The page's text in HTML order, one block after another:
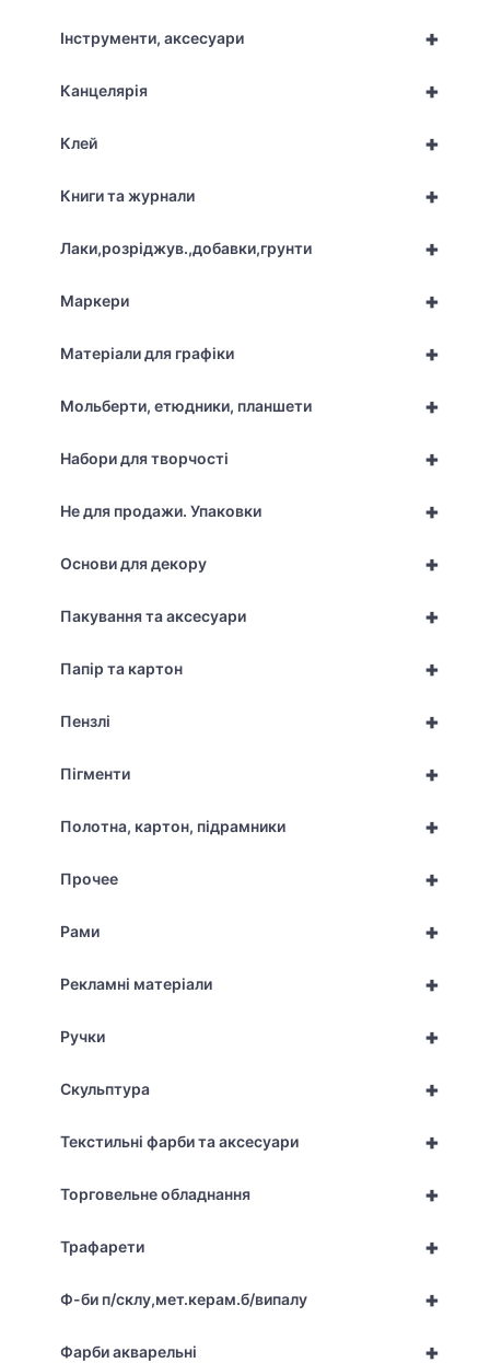
+
Інструменти, аксесуари
+
Канцелярія
+
Клей
+
Книги та журнали
+
Лаки,розріджув.,добавки,грунти
+
Маркери
+
Матеріали для графіки
+
Мольберти, етюдники, планшети
+
Набори для творчості
+
Не для продажи. Упаковки
+
Основи для декору
+
Пакування та аксесуари
+
Папір та картон
+
Пензлі
+
Пігменти
+
Полотна, картон, підрамники
+
Прочее
+
Рами
+
Рекламні матеріали
+
Ручки
+
Скульптура
+
Текстильні фарби та аксесуари
+
Торговельне обладнання
+
Трафарети
+
Ф-би п/склу,мет.керам.б/випалу
+
Фарби акварельні